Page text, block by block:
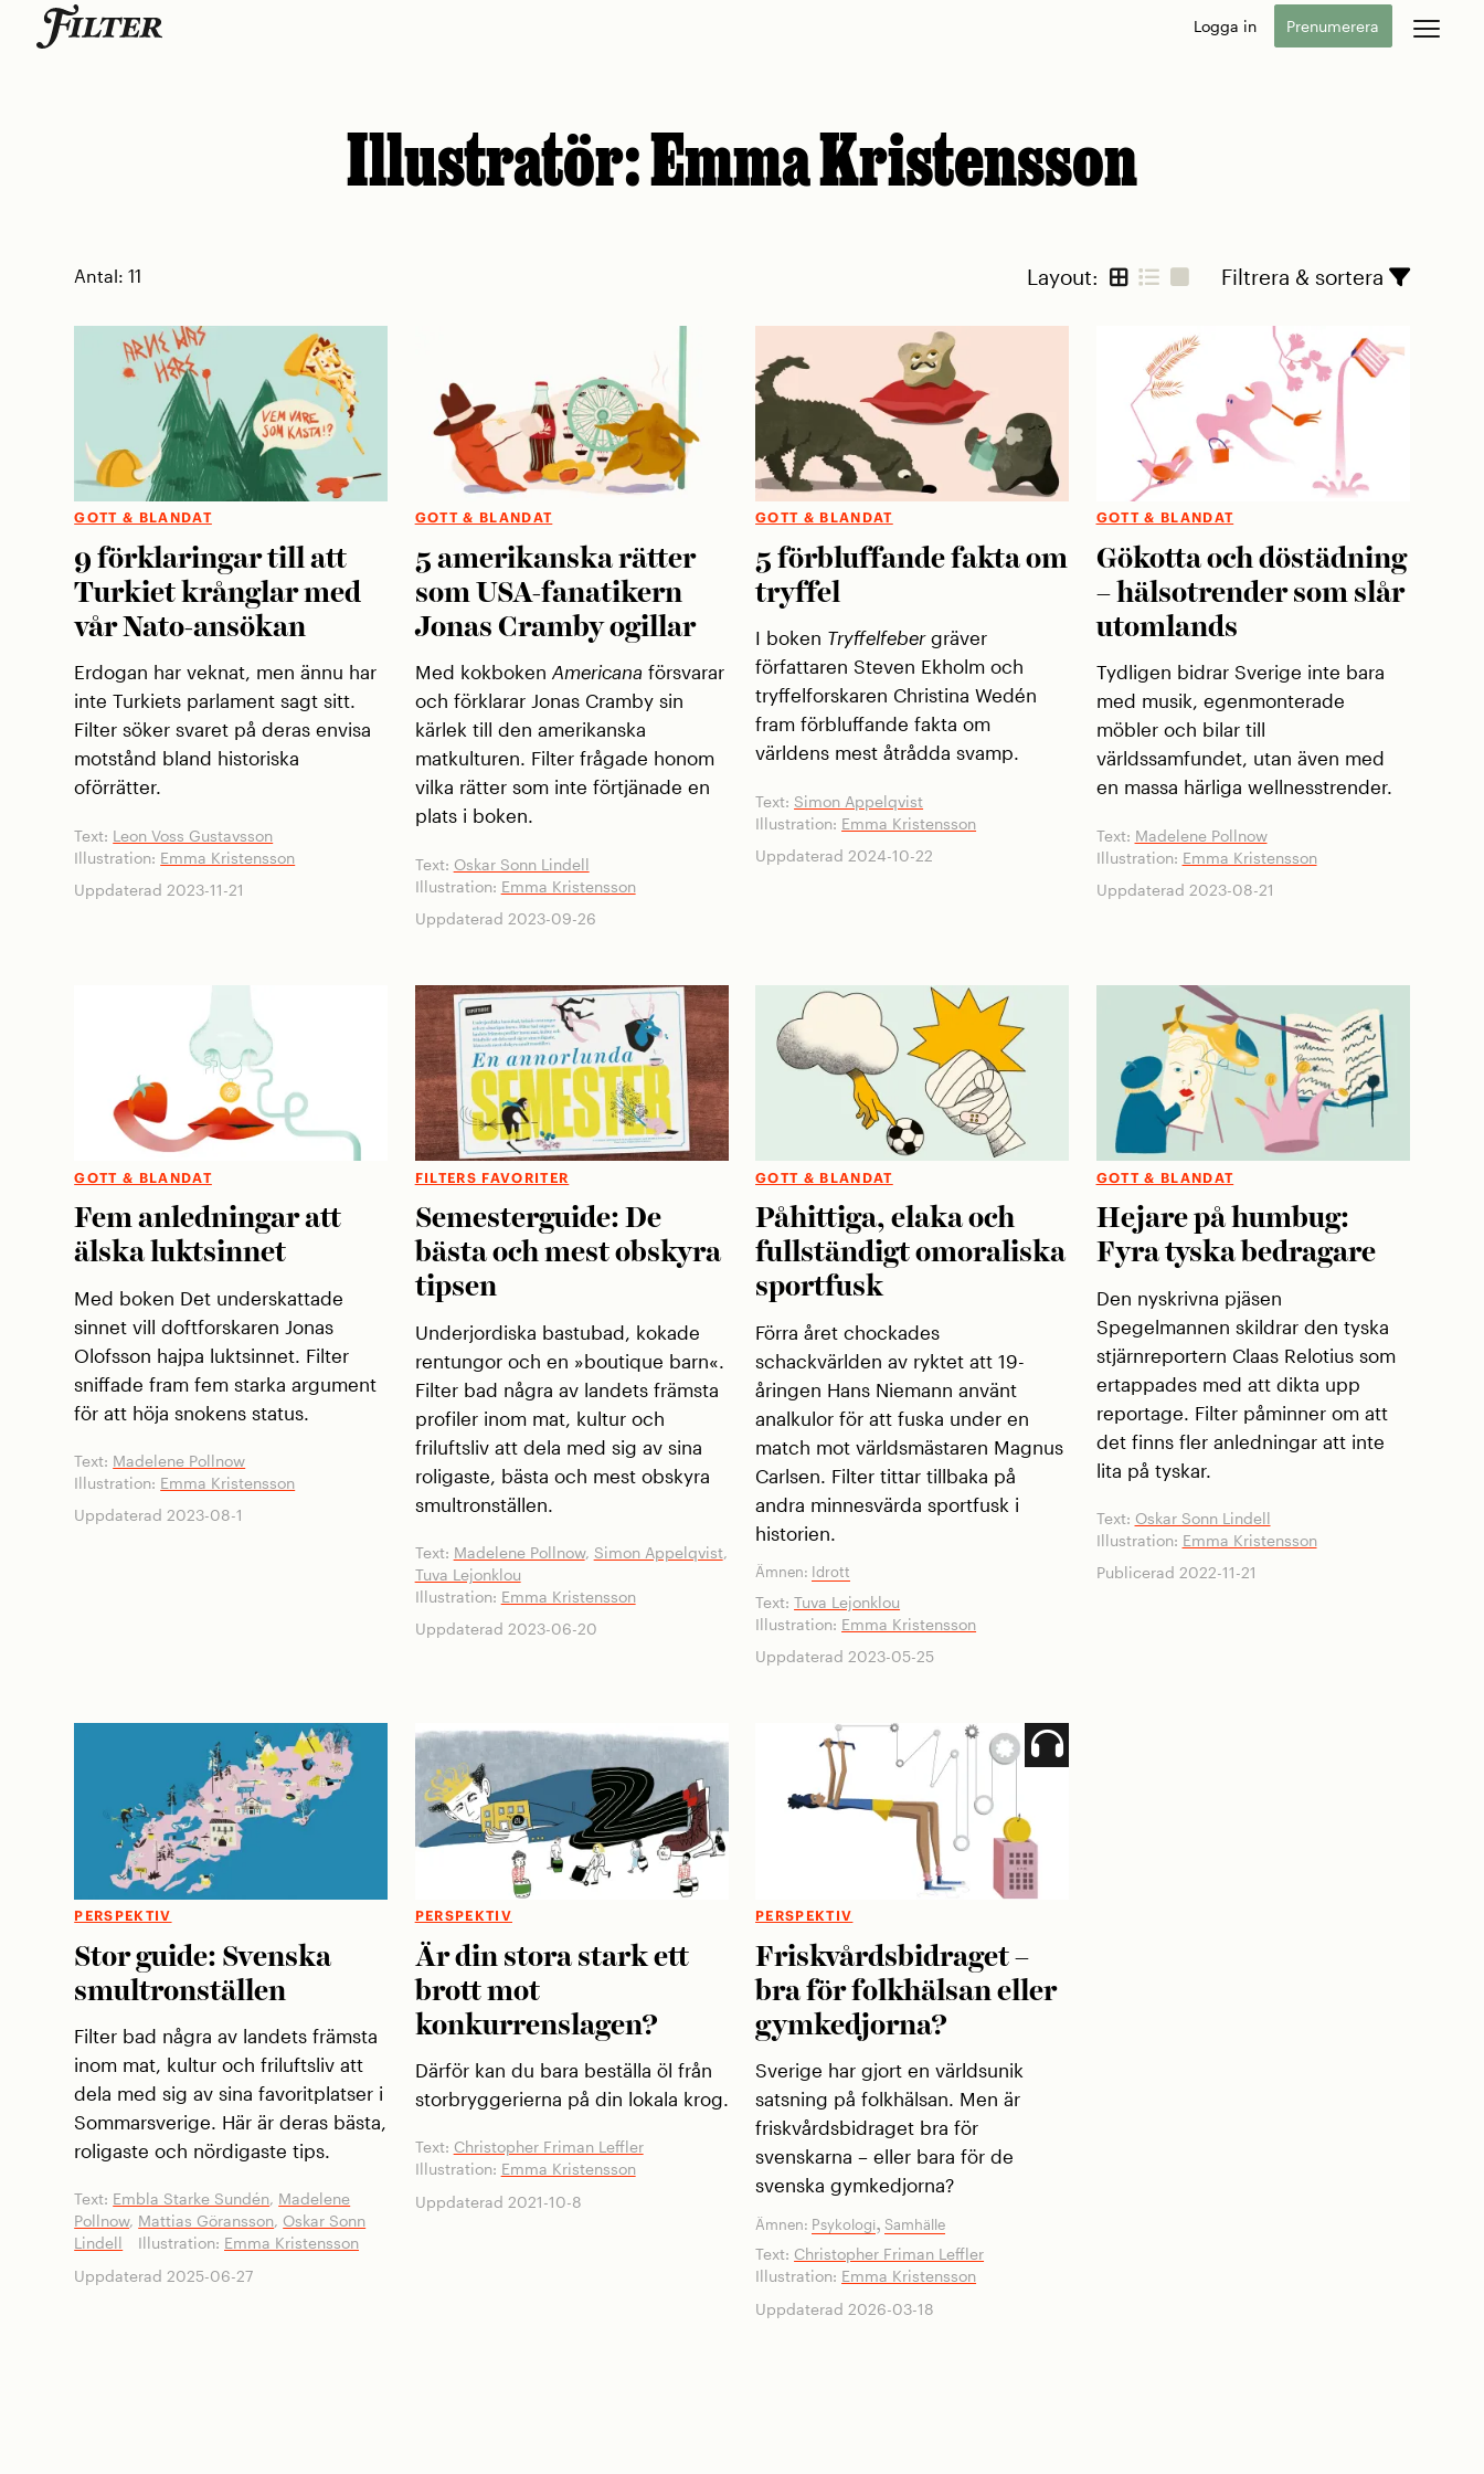
Logga in Prenumerera
Illustratör:Emma Kristensson
Antal:11 Layout: Filtrera & sortera
GOTT & BLANDAT
9 förklaringar till att
Turkiet krånglar med
vår Nato-ansökan
Erdogan har veknat, men ännu har
inte Turkiets parlament sagt sitt.
Filter söker svaret på deras envisa
motstånd bland historiska
oförrätter.
Text: Leon Voss Gustavsson
Illustration: Emma Kristensson
Uppdaterad 2023-11-21
GOTT & BLANDAT
5 amerikanska rätter
som USA-fanatikern
Jonas Cramby ogillar
Med kokboken Americana försvarar
och förklarar Jonas Cramby sin
kärlek till den amerikanska
matkulturen. Filter frågade honom
vilka rätter som inte förtjänade en
plats i boken.
Text: Oskar Sonn Lindell
Illustration: Emma Kristensson
Uppdaterad 2023-09-26
GOTT & BLANDAT
5 förbluffande fakta om
tryffel
I boken Tryffelfebergräver
författaren Steven Ekholm och
tryffelforskaren Christina Wedén
fram förbluffande fakta om
världens mest åtrådda svamp.
Text: Simon Appelqvist
Illustration: Emma Kristensson
Uppdaterad 2024-10-22
GOTT & BLANDAT
Gökotta och döstädning
– hälsotrender som slår
utomlands
Tydligen bidrar Sverige inte bara
med musik, egenmonterade
möbler och bilar till
världssamfundet, utan även med
en massa härliga wellnesstrender.
Text: Madelene Pollnow
Illustration: Emma Kristensson
Uppdaterad 2023-08-21
GOTT & BLANDAT
Fem anledningar att
älska luktsinnet
Med boken Det underskattade
sinnet vill doftforskaren Jonas
Olofsson hajpa luktsinnet. Filter
sniffade fram fem starka argument
för att höja snokens status.
Text: Madelene Pollnow
Illustration: Emma Kristensson
Uppdaterad 2023-08-1
FILTERS FAVORITER
Semesterguide: De
bästa och mest obskyra
tipsen
Underjordiska bastubad, kokade
rentungor och en »boutique barn«.
Filter bad några av landets främsta
profiler inom mat, kultur och
friluftsliv att dela med sig av sina
roligaste, bästa och mest obskyra
smultronställen.
Text: Madelene Pollnow, Simon Appelqvist,
Tuva Lejonklou
Illustration: Emma Kristensson
Uppdaterad 2023-06-20
GOTT & BLANDAT
Påhittiga, elaka och
fullständigt omoraliska
sportfusk
Förra året chockades
schackvärlden av ryktet att 19-
åringen Hans Niemann använt
analkulor för att fuska under en
match mot världsmästaren Magnus
Carlsen. Filter tittar tillbaka på
andra minnesvärda sportfusk i
historien.
Ämnen: Idrott
Text:Tuva Lejonklou
Illustration: Emma Kristensson
Uppdaterad 2023-05-25
GOTT & BLANDAT
Hejare på humbug:
Fyra tyska bedragare
Den nyskrivna pjäsen
Spegelmannen skildrar den tyska
stjärnreportern Claas Relotius som
ertappades med att dikta upp
reportage. Filter påminner om att
det finns fler anledningar att inte
lita på tyskar.
Text: Oskar Sonn Lindell
Illustration: Emma Kristensson
Publicerad 2022-11-21
PERSPEKTIV
Stor guide: Svenska
smultronställen
Filter bad några av landets främsta
inom mat, kultur och friluftsliv att
dela med sig av sina favoritplatser i
Sommarsverige. Här är deras bästa,
roligaste och nördigaste tips.
Text: Embla Starke Sundén, Madelene
Pollnow, Mattias Göransson, Oskar Sonn
Lindell
Illustration: Emma Kristensson
Uppdaterad 2025-06-27
PERSPEKTIV
Är din stora stark ett
brott mot
konkurrenslagen?
Därför kan du bara beställa öl från
storbryggerierna på din lokala krog.
Text: Christopher Friman Leffler
Illustration: Emma Kristensson
Uppdaterad 2021-10-8
PERSPEKTIV
Friskvårdsbidraget –
bra för folkhälsan eller
gymkedjorna?
Sverige har gjort en världsunik
satsning på folkhälsan. Men är
friskvårdsbidraget bra för
svenskarna – eller bara för de
svenska gymkedjorna?
Ämnen: Psykologi,Samhälle
Text: Christopher Friman Leffler
Illustration: Emma Kristensson
Uppdaterad 2026-03-18